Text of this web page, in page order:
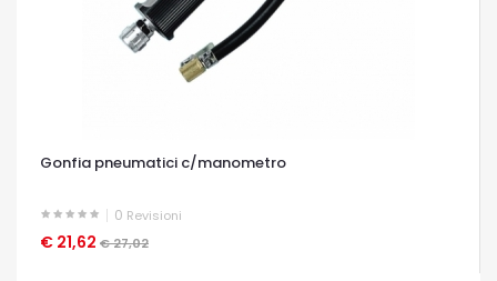
Gonfia pneumatici c/manometro
0 Revisioni
€ 21,62 € 27,02
OCCHIATA VELOCE